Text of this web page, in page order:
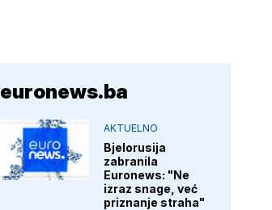
euronews.ba
AKTUELNO
Bjelorusija
zabranila
Euronews: "Ne
izraz snage, već
priznanje straha"